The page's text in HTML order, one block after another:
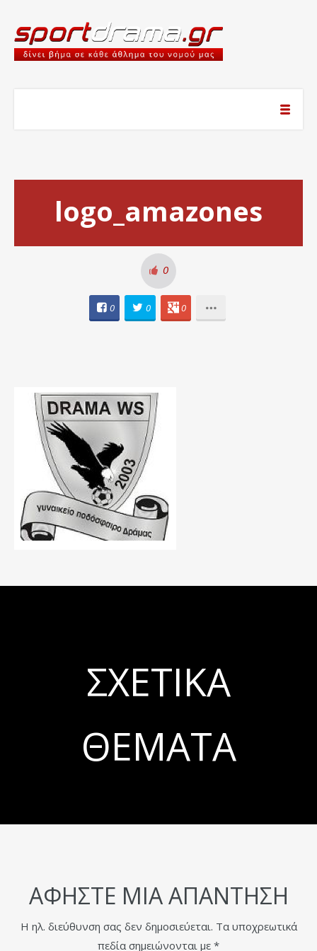
logo_amazones
0
0 0 0
ΣΧΕΤΙΚΆ
ΘΈΜΑΤΑ
ΑΦΉΣΤΕ ΜΙΑ ΑΠΆΝΤΗΣΗ
Η ηλ. διεύθυνση σας δεν δημοσιεύεται. Τα υποχρεωτικά
πεδία σημειώνονται με *